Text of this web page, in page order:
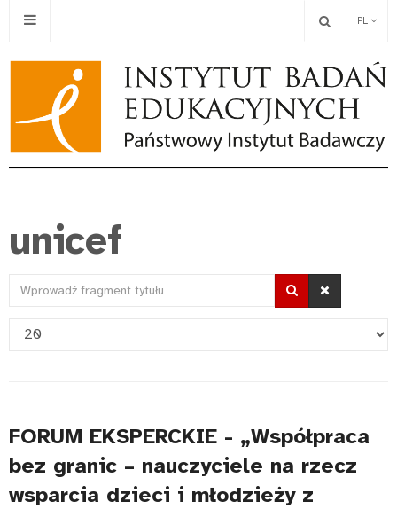
PL
unicef
Wprowadź
tytułu
Pokaż
FORUM EKSPERCKIE - „Współpraca
bez granic – nauczyciele na rzecz
wsparcia dzieci i młodzieży z